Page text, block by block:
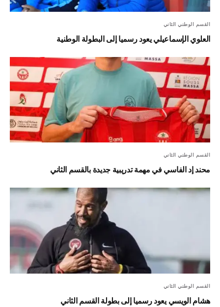
القسم الوطني الثاني
العلوي الإسماعيلي يعود رسميا إلى البطولة الوطنية
القسم الوطني الثاني
محند إد الفاسي في مهمة تدريبية جديدة بالقسم الثاني
القسم الوطني الثاني
هشام الويسي يعود رسميا إلى بطولة القسم الثاني